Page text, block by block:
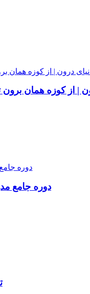
| از کوزه همان
دوره جامع